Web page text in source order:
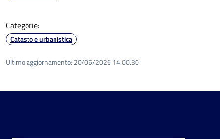
Categorie:
Catasto e urbanistica
Ultimo aggiornamento: 20/05/2026 14:00.30